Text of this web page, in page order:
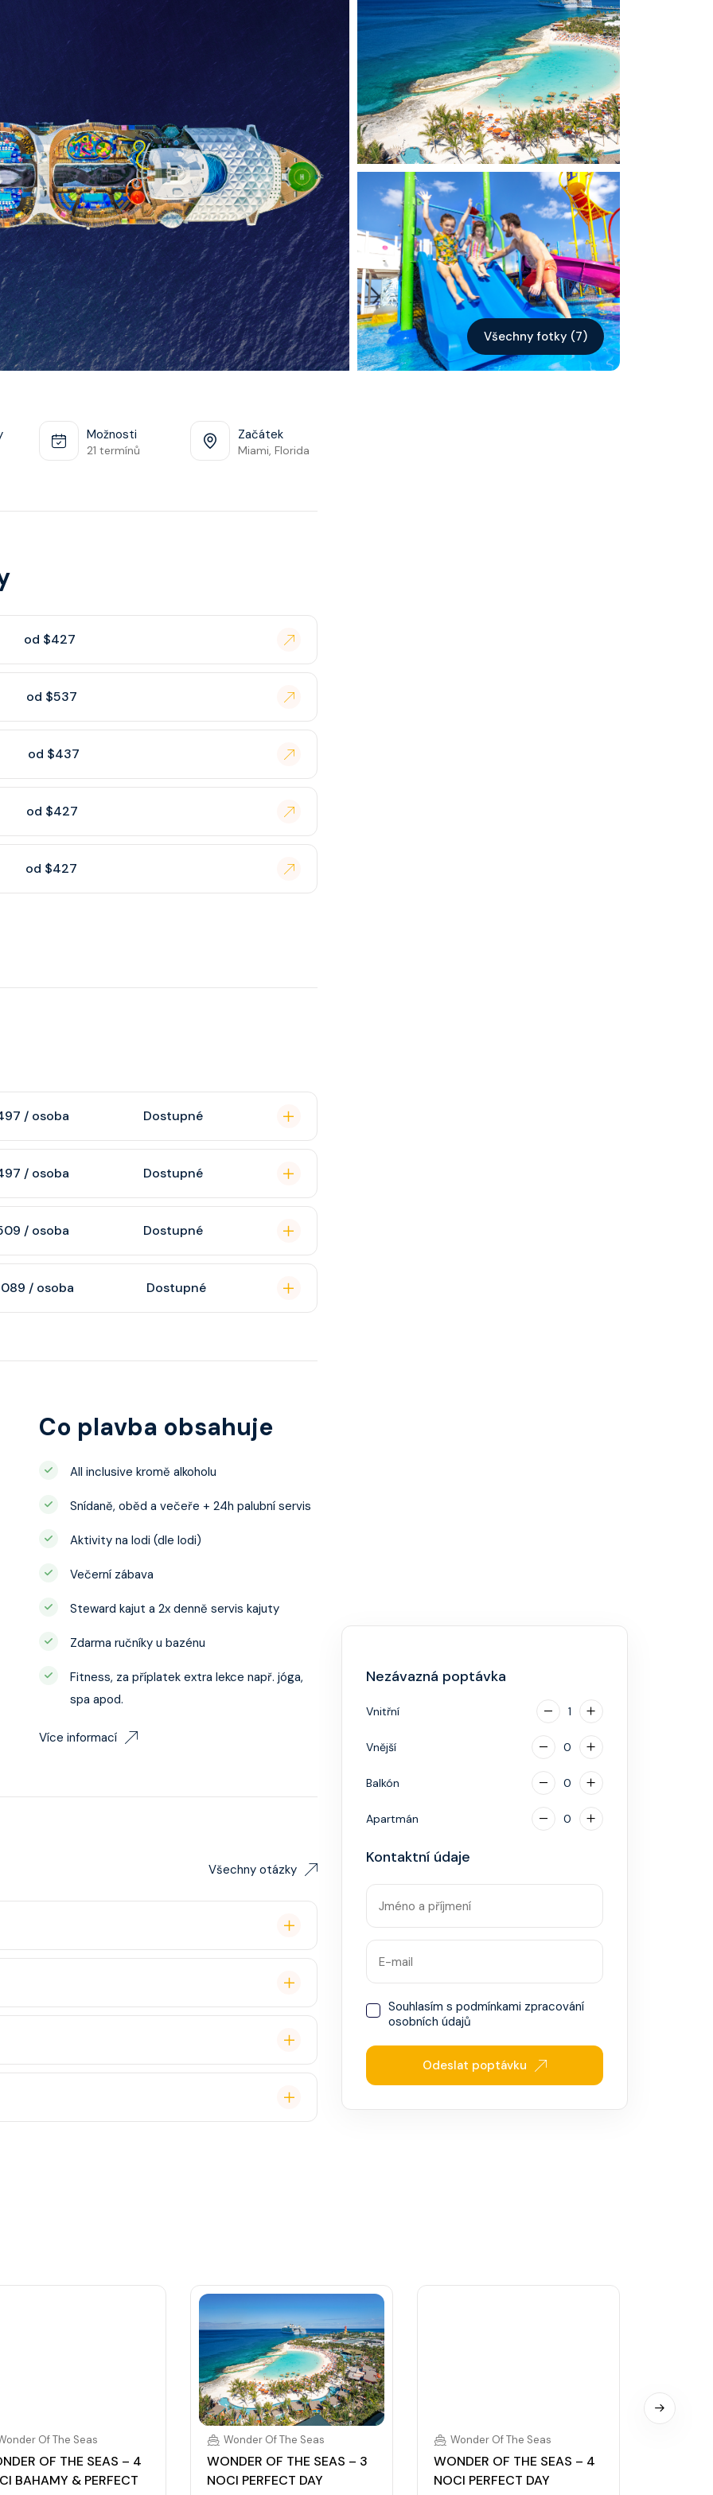
Kontakt
Vyhledat plavbu
Všechny fotky (7)
Možnosti
21 termínů
Začátek
Miami, Florida
od $427
od $537
od $437
od $427
od $427
/ osoba Dostupné
koupelnu se
TV, rádio,
/ osoba Dostupné
výhledem dle
/ osoba Dostupné
koupelnu
TV,
089 / osoba Dostupné
šatnu,
Co plavba obsahuje
All inclusive kromě alkoholu
Snídaně, oběd a večeře + 24h palubní servis
Aktivity na lodi (dle lodi)
Večerní zábava
Steward kajut a 2x denně servis kajuty
Zdarma ručníky u bazénu
Fitness, za příplatek extra lekce např. jóga,
spa apod.
Více informací
Všechny otázky
Nezávazná poptávka
Vnitřní 1
Vnější 0
Balkón 0
Apartmán 0
Kontaktní údaje
Souhlasím spodmínkami zpracování
osobních údajů
Odeslat poptávku
Of The Seas
OF THE SEAS – 4
BAHAMY & PERFECT
Wonder Of The Seas
WONDER OF THE SEAS – 3
NOCI PERFECT DAY
Wonder Of The Seas
WONDER OF THE SEAS – 4
NOCI PERFECT DAY